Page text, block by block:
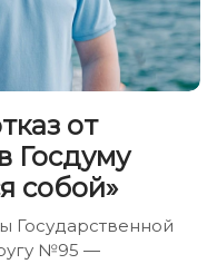
от
Госдуму
собой»
Государственной
№95 —